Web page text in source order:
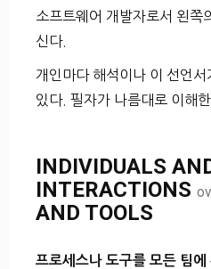
소프트웨어 개발자로서 왼쪽
신다.
개인마다 해석이나 이 선언
있다. 필자가 나름대로 이해
INDIVIDUALS
INTERACTIONS
AND TOOLS
프로세스나 도구를 모든 팀